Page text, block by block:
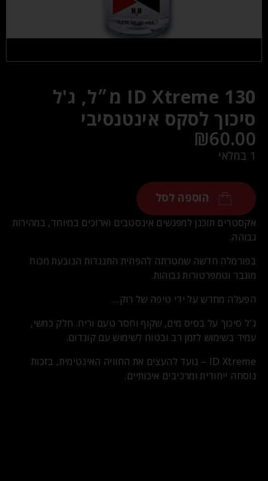
ID Xtreme 130 מ״ל, ג'ל
סיכוך לסקס אינטנסיבי
₪60.00
1 במלאי
הוספה לסל
אקסטרים תוכנן למפגשים אינסטבים וארוכים במיוחד, במהירות
גבוהה.
בפורמלה חדשה שמטרתה להפחית התנגדות הנובעת מכוח
מוגבר וטמפרטורות גבוהות.
הפעלה מחדש על ידי טיפה של רוק…
ג'ל סיכוך על בסיס מים, שקוף וחסר טעם וריח. חלק כמשי,
עמיד בשימוש לזמן רב ובטוח לשימוש עם קונדום.
ID Xtreme – נועד להעצים את החוויה האינטימית, בזכות
נוסחה ייחודית ומרכיבים איכותיים.